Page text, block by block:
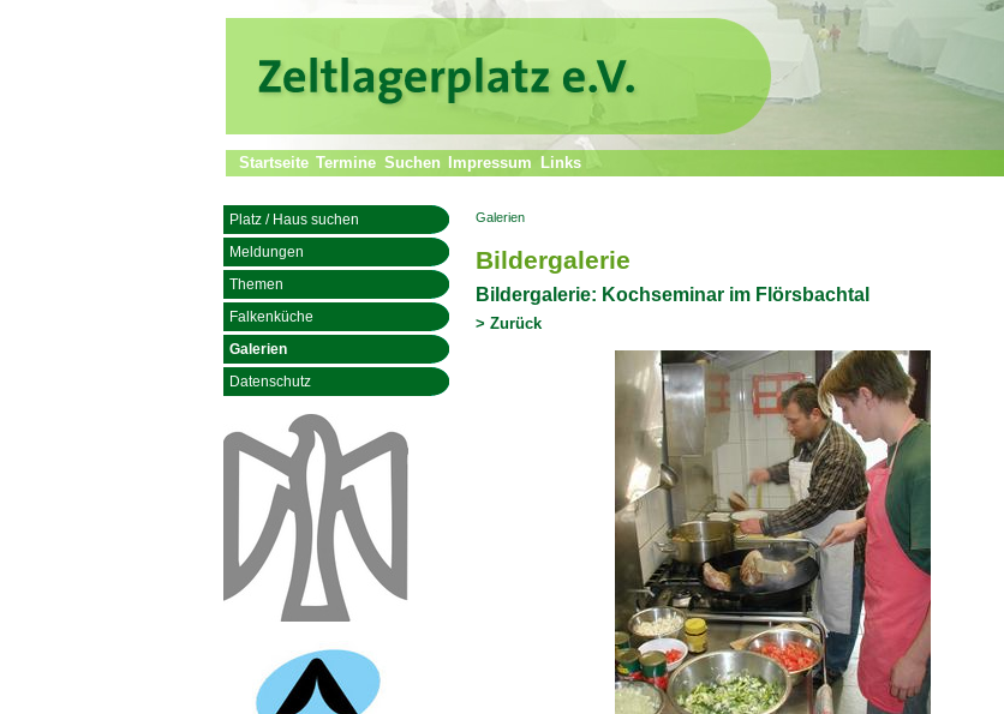
Startseite Termine Suchen Impressum Links
Galerien
Bildergalerie
Bildergalerie: Kochseminar im Flörsbachtal
> Zurück
Platz / Haus suchen
Meldungen
Themen
Falkenküche
Galerien
Datenschutz